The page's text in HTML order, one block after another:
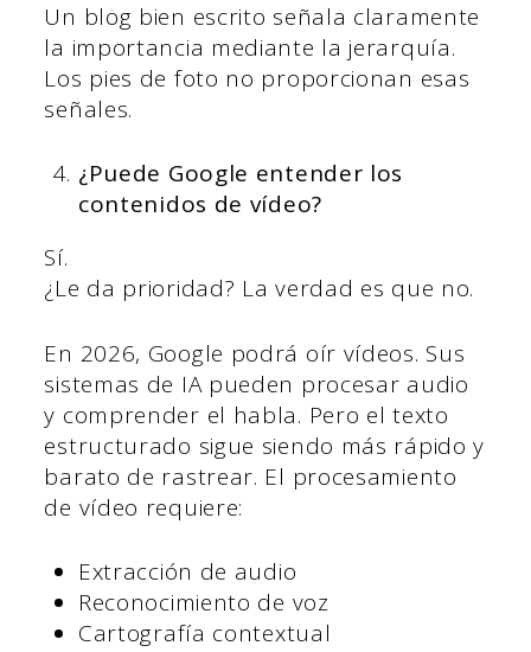
Un blog bien escrito señala claramente
la importancia mediante la jerarquía.
Los pies de foto no proporcionan esas
señales.
¿Puede Google entender los
contenidos de vídeo?
Sí.
¿Le da prioridad? La verdad es que no.
En 2026, Google podrá oír vídeos. Sus
sistemas de IA pueden procesar audio
y comprender el habla. Pero el texto
estructurado sigue siendo más rápido y
barato de rastrear. El procesamiento
de vídeo requiere:
Extracción de audio
Reconocimiento de voz
Cartografía contextual